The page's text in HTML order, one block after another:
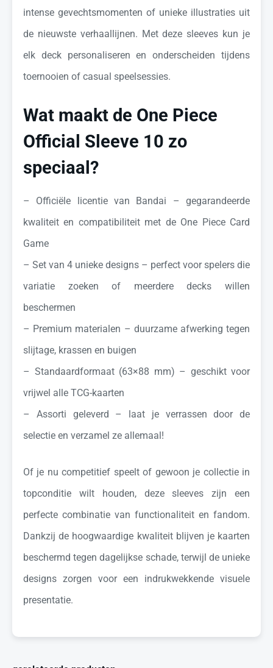
intense gevechtsmomenten of unieke illustraties uit
de nieuwste verhaallijnen. Met deze sleeves kun je
elk deck personaliseren en onderscheiden tijdens
toernooien of casual speelsessies.
Wat maakt de One Piece
Official Sleeve 10 zo
speciaal?
– Officiële licentie van Bandai – gegarandeerde
kwaliteit en compatibiliteit met de One Piece Card
Game
– Set van 4 unieke designs – perfect voor spelers die
variatie zoeken of meerdere decks willen
beschermen
– Premium materialen – duurzame afwerking tegen
slijtage, krassen en buigen
– Standaardformaat (63×88 mm) – geschikt voor
vrijwel alle TCG-kaarten
– Assorti geleverd – laat je verrassen door de
selectie en verzamel ze allemaal!
Of je nu competitief speelt of gewoon je collectie in
topconditie wilt houden, deze sleeves zijn een
perfecte combinatie van functionaliteit en fandom.
Dankzij de hoogwaardige kwaliteit blijven je kaarten
beschermd tegen dagelijkse schade, terwijl de unieke
designs zorgen voor een indrukwekkende visuele
presentatie.